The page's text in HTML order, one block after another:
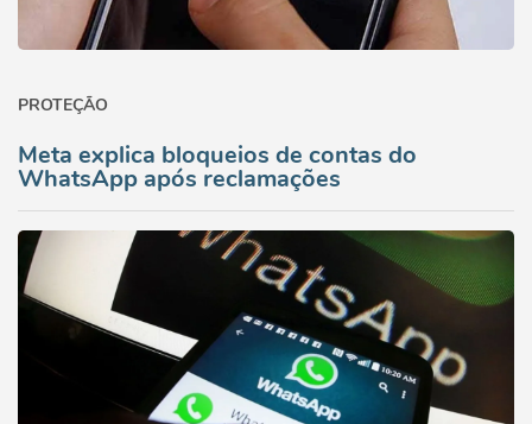
PROTEÇÃO
Meta explica bloqueios de contas do
WhatsApp após reclamações